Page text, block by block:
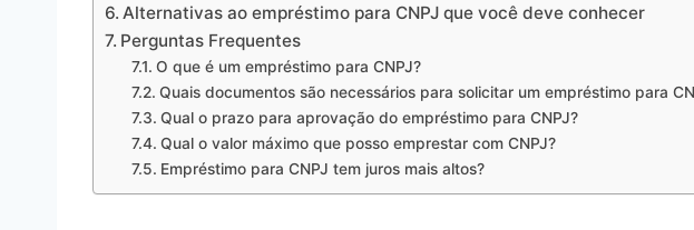
Alternativas ao empréstimo para CNPJ que você deve conhecer
Perguntas Frequentes
O que é um empréstimo para CNPJ?
Quais documentos são necessários para solicitar um empréstimo para
Qual o prazo para aprovação do empréstimo para CNPJ?
Qual o valor máximo que posso emprestar com CNPJ?
Empréstimo para CNPJ tem juros mais altos?